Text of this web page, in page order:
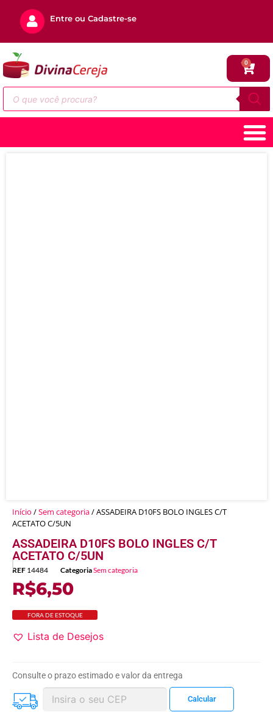
Entre ou Cadastre-se
0
Início /Sem categoria/ ASSADEIRA D10FS BOLO INGLES C/T
ACETATO C/5UN
ASSADEIRA D10FS BOLO INGLES C/T
ACETATO C/5UN
REF 14484 CategoriaSem categoria
R$6,50
FORA DE ESTOQUE
Lista de Desejos
Consulte o prazo estimado e valor da entrega